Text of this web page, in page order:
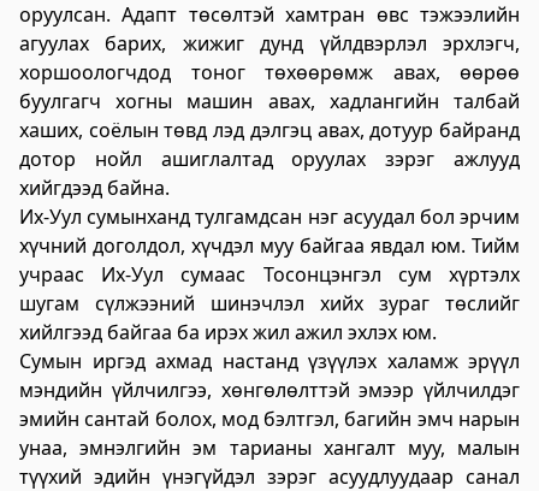
2023-06-06 13:37:31
Дэлгэрэнгүй
Говьсүмбэр аймаг дахь Төрийн цахим
үйлчилгээний хэлтэс
2023-06-05 22:55:03
Дэлгэрэнгүй
Хөдөлмөр, халамжийн үйлчилгээний
газар
2023-06-06 06:47:28
Дэлгэрэнгүй
Улсын бүртгэлийн хэлтэс
2023-06-06 06:41:23
Дэлгэрэнгүй
оруулсан. Адапт төсөлтэй хамтран өвс тэжээлийн
агуулах барих, жижиг дунд үйлдвэрлэл эрхлэгч,
хоршоологчдод тоног төхөөрөмж авах, өөрөө
буулгагч хогны машин авах, хадлангийн талбай
хаших, соёлын төвд лэд дэлгэц авах, дотуур байранд
дотор нойл ашиглалтад оруулах зэрэг ажлууд
хийгдээд байна.
Их-Уул сумынханд тулгамдсан нэг асуудал бол эрчим
хүчний доголдол, хүчдэл муу байгаа явдал юм. Тийм
учраас Их-Уул сумаас Тосонцэнгэл сум хүртэлх
шугам сүлжээний шинэчлэл хийх зураг төслийг
хийлгээд байгаа ба ирэх жил ажил эхлэх юм.
Сумын иргэд ахмад настанд үзүүлэх халамж эрүүл
мэндийн үйлчилгээ, хөнгөлөлттэй эмээр үйлчилдэг
эмийн сантай болох, мод бэлтгэл, багийн эмч нарын
унаа, эмнэлгийн эм тарианы хангалт муу, малын
түүхий эдийн үнэгүйдэл зэрэг асуудлуудаар санал